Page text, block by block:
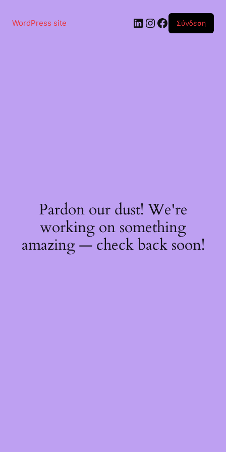
περιεχόμενο
WordPress site Linkedin
Instagram
Facebook
Σύνδεση
Pardon our dust! We're
working on something
amazing — check back soon!